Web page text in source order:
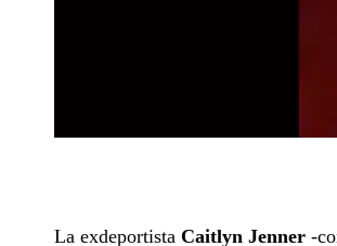
La exdeportista Caitlyn Jenner -